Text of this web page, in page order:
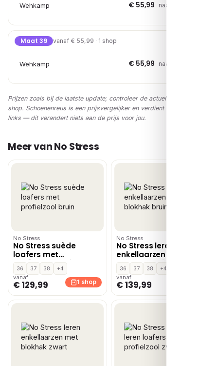
Wehkamp € 55,99 naar shop →
Maat 39 vanaf € 55,99 · 1 shop
Wehkamp € 55,99 naar shop →
Prijzen zoals bij de laatste update; controleer de actuele prijs in de
shop. Schoenenreus is een prijsvergelijker en verdient via affiliate-
links — dit verandert niets aan de prijs voor jou.
Meer van No Stress
No Stress
No Stress suède
loafers met
profielzool bruin
36 37 38
+4
vanaf
€ 129,99 1 shop
No Stress
No Stress leren
enkellaarzen met
blokhak bruin
36 37 38
+4
vanaf
€ 139,99